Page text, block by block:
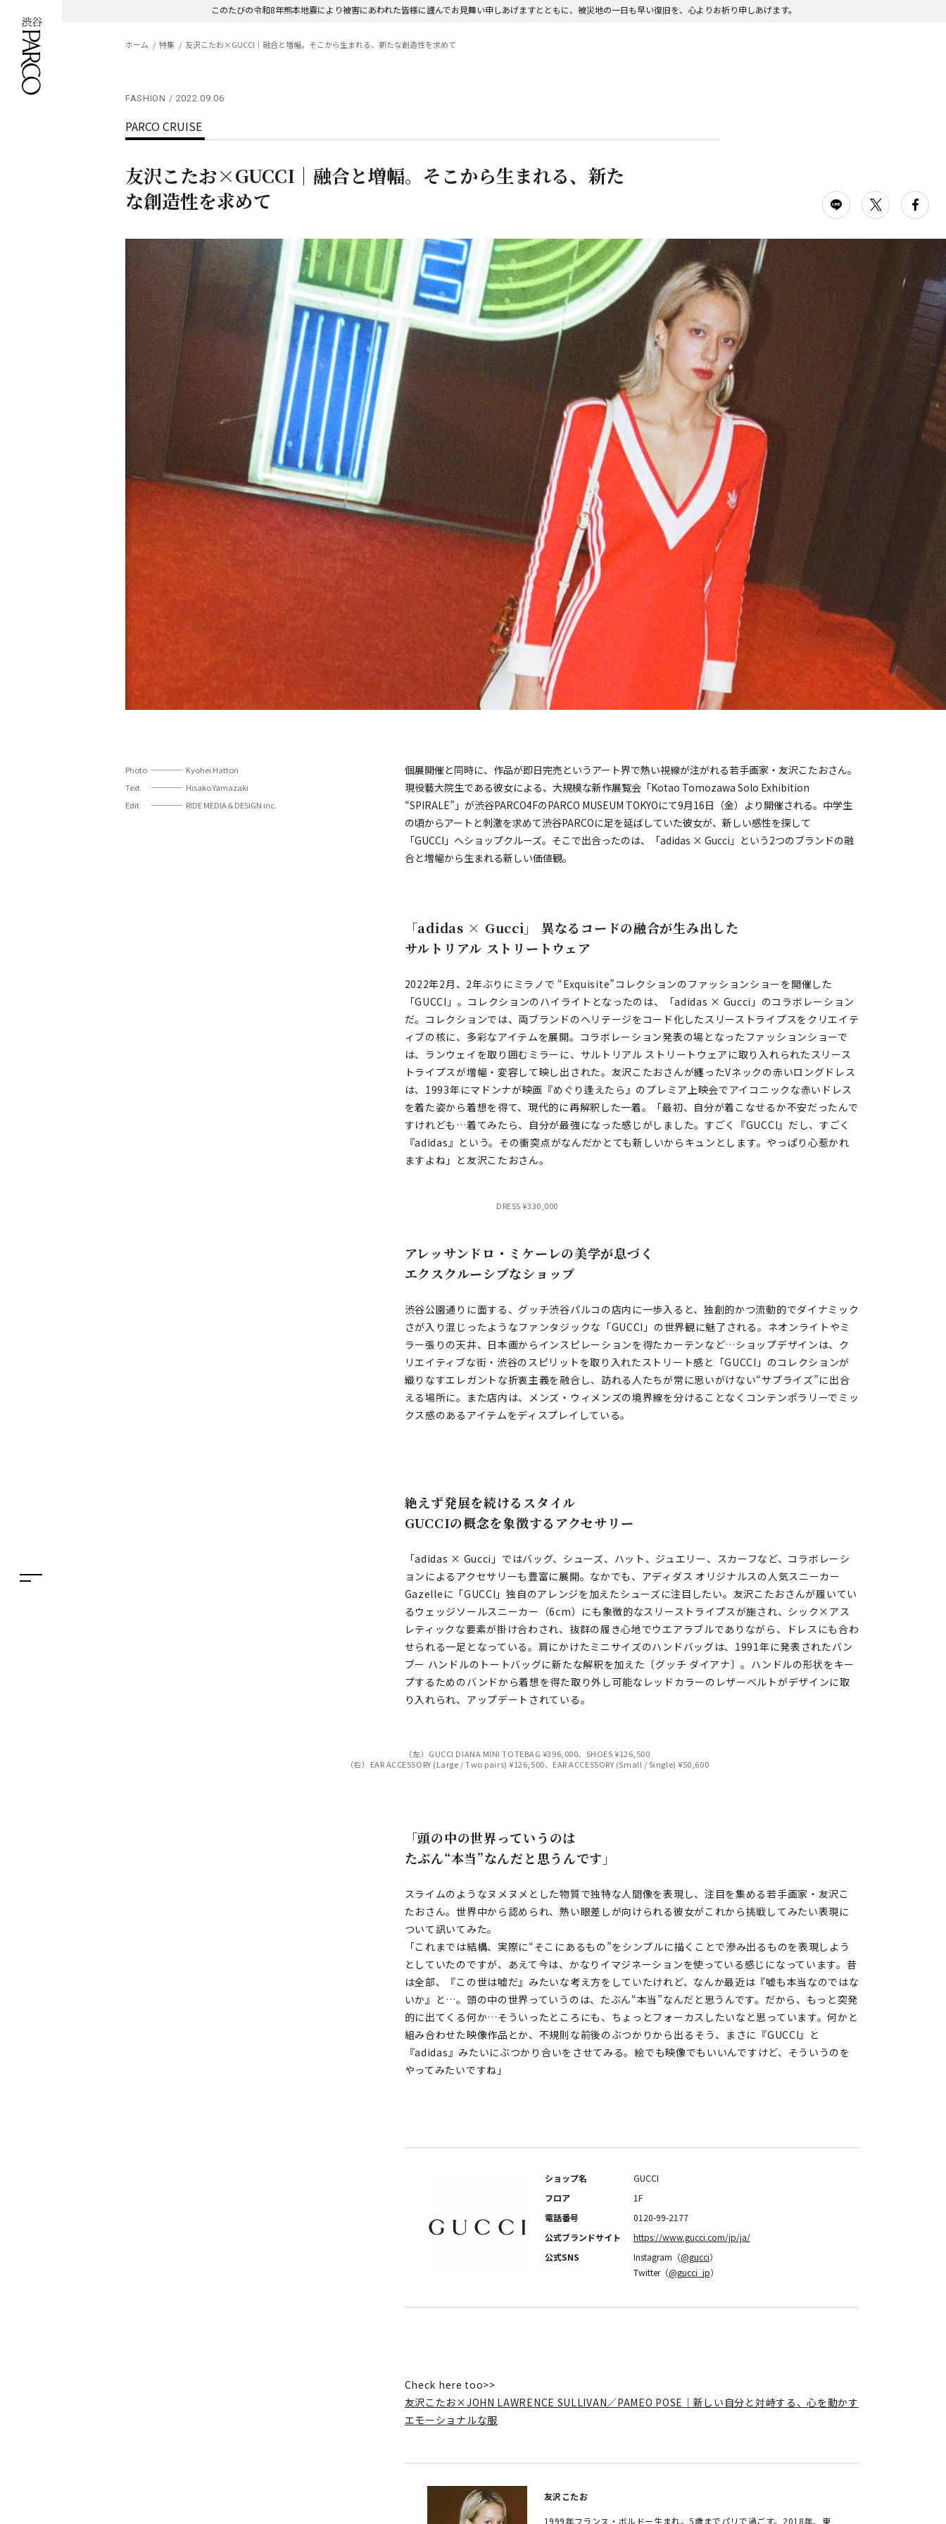
このたびの令和8年熊本地震により被害にあわれた皆様に謹んでお見舞い申しあげますとともに、被災地の一日も早い復旧を、心よりお祈り申しあげます。
ホーム 特集 友沢こたお×GUCCI｜融合と増幅。そこから生まれる、新たな創造性を求めて
FASHION 2022.09.06
PARCO CRUISE
友沢こたお×GUCCI｜融合と増幅。そこから生まれる、新た
な創造性を求めて
個展開催と同時に、作品が即日完売というアート界で熱い視線が注がれる若手画家・友沢こたおさん。
現役藝大院生である彼女による、大規模な新作展覧会「Kotao Tomozawa Solo Exhibition
“SPIRALE”」が渋谷PARCO4FのPARCO MUSEUM TOKYOにて9月16日（金）より開催される。中学生
の頃からアートと刺激を求めて渋谷PARCOに足を延ばしていた彼女が、新しい感性を探して
「GUCCI」へショップクルーズ。そこで出合ったのは、「adidas × Gucci」という2つのブランドの融
合と増幅から生まれる新しい価値観――。
Photo
Kyohei Hattori
Text
Hisako Yamazaki
Edit
RIDE MEDIA＆DESIGN inc.
「adidas × Gucci」 異なるコードの融合が生み出した
サルトリアル ストリートウェア
2022年2月、2年ぶりにミラノで “Exquisite”コレクションのファッションショーを開催した
「GUCCI」。コレクションのハイライトとなったのは、「adidas × Gucci」のコラボレーション
だ。コレクションでは、両ブランドのヘリテージをコード化したスリーストライプスをクリエイテ
ィブの核に、多彩なアイテムを展開。コラボレーション発表の場となったファッションショーで
は、ランウェイを取り囲むミラーに、サルトリアル ストリートウェアに取り入れられたスリース
トライプスが増幅・変容して映し出された。友沢こたおさんが纏ったVネックの赤いロングドレス
は、1993年にマドンナが映画『めぐり逢えたら』のプレミア上映会でアイコニックな赤いドレス
を着た姿から着想を得て、現代的に再解釈した一着。「最初、自分が着こなせるか不安だったんで
すけれども…着てみたら、自分が最強になった感じがしました。すごく『GUCCI』だし、すごく
『adidas』という。その衝突点がなんだかとても新しいからキュンとします。やっぱり⼼惹かれ
ますよね」と友沢こたおさん。
DRESS ¥330,000
アレッサンドロ・ミケーレの美学が息づく
エクスクルーシブなショップ
渋谷公園通りに面する、グッチ渋谷パルコの店内に一歩入ると、独創的かつ流動的でダイナミック
さが入り混じったようなファンタジックな「GUCCI」の世界観に魅了される。ネオンライトやミ
ラー張りの天井、日本画からインスピレーションを得たカーテンなど…ショップデザインは、ク
リエイティブな街・渋谷のスピリットを取り入れたストリート感と「GUCCI」のコレクションが
織りなすエレガントな折衷主義を融合し、訪れる人たちが常に思いがけない“サプライズ”に出合
える場所に。また店内は、メンズ・ウィメンズの境界線を分けることなくコンテンポラリーでミッ
クス感のあるアイテムをディスプレイしている。
絶えず発展を続けるスタイル――
GUCCIの概念を象徴するアクセサリー
「adidas × Gucci」ではバッグ、シューズ、ハット、ジュエリー、スカーフなど、コラボレーシ
ョンによるアクセサリーも豊富に展開。なかでも、アディダス オリジナルスの人気スニーカー
Gazelleに「GUCCI」独自のアレンジを加えたシューズに注目したい。友沢こたおさんが履いてい
るウェッジソールスニーカー（6cm）にも象徴的なスリーストライプスが施され、シック×アス
レティックな要素が掛け合わされ、抜群の履き心地でウエアラブルでありながら、ドレスにも合わ
せられる一足となっている。肩にかけたミニサイズのハンドバッグは、1991年に発表されたバン
ブー ハンドルのトートバッグに新たな解釈を加えた〔グッチ ダイアナ〕。ハンドルの形状をキー
プするためのバンドから着想を得た取り外し可能なレッドカラーのレザーベルトがデザインに取
り入れられ、アップデートされている。
（左）GUCCI DIANA MINI TOTEBAG ¥396,000、SHOES ¥126,500
（右）EAR ACCESSORY (Large / Two pairs) ¥126,500、EAR ACCESSORY (Small / Single) ¥50,600
「頭の中の世界っていうのは
たぶん“本当”なんだと思うんです」
スライムのようなヌメヌメとした物質で独特な人間像を表現し、注目を集める若手画家・友沢こ
たおさん。世界中から認められ、熱い眼差しが向けられる彼女がこれから挑戦してみたい表現に
ついて訊いてみた。
「これまでは結構、実際に“そこにあるもの”をシンプルに描くことで滲み出るものを表現しよう
としていたのですが、あえて今は、かなりイマジネーションを使っている感じになっています。昔
は全部、『この世は嘘だ』みたいな考え方をしていたけれど、なんか最近は『嘘も本当なのではな
いか』と…。頭の中の世界っていうのは、たぶん“本当”なんだと思うんです。だから、もっと突発
的に出てくる何か…そういったところにも、ちょっとフォーカスしたいなと思っています。何かと
組み合わせた映像作品とか、不規則な前後のぶつかりから出る――そう、まさに『GUCCI』と
『adidas』みたいにぶつかり合いをさせてみる。絵でも映像でもいいんですけど、そういうのを
やってみたいですね」
ショップ名
GUCCI
フロア
1F
電話番号
0120-99-2177
公式ブランドサイト
https://www.gucci.com/jp/ja/
公式SNS
Instagram（@gucci）
Twitter（@gucci_jp）
Check here too>>
友沢こたお×JOHN LAWRENCE SULLIVAN／PAMEO POSE｜新しい自分と対峙する、心を動かす
エモーショナルな服
友沢こたお
1999年フランス・ボルドー生まれ。5歳までパリで過ごす。2018年、東